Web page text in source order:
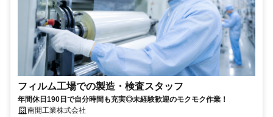
フィルム工場での製造・検査スタッフ
年間休日190日で自分時間も充実◎未経験歓迎のモクモク作業！
南開工業株式会社